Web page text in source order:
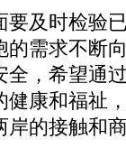
及时检验
需求不断
，希望通
康和福祉
的接触和